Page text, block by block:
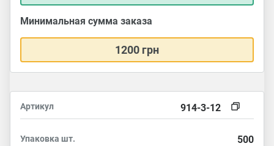
Минимальная сумма заказа
1200 грн
Артикул 914-3-12
Упаковка шт. 500